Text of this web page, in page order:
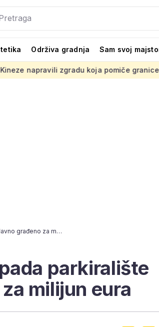
Održiva gradnja Sam svoj
koja pomiče granice, boje i oblici
U Karlovcu se raspada parkiralište nedavno građeno za milijun eura
parkiralište
milijun eura